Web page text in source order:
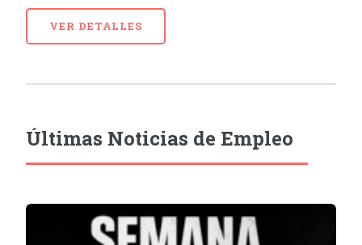
VER DETALLES
Últimas Noticias de Empleo